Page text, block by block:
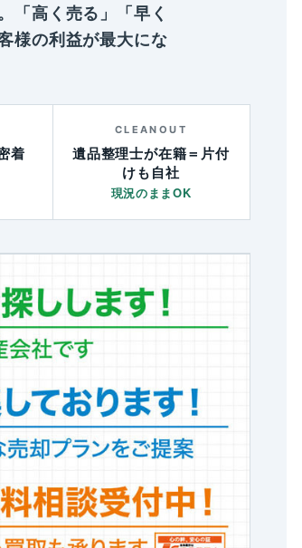
「高く売る」「早く
様の利益が最大にな
着
CLEANOUT
遺品整理士が在籍＝片付
けも自社
現況のままOK